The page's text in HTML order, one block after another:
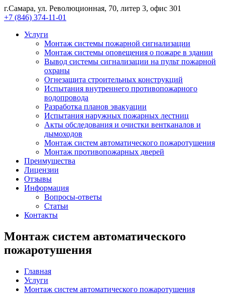
г.Самара, ул. Революционная, 70, литер 3, офис 301
+7 (846) 374-11-01
Услуги
Монтаж системы пожарной сигнализации
Монтаж системы оповещения о пожаре в здании
Вывод системы сигнализации на пульт пожарной
охраны
Огнезащита строительных конструкций
Испытания внутреннего противопожарного
водопровода
Разработка планов эвакуации
Испытания наружных пожарных лестниц
Акты обследования и очистки вентканалов и
дымоходов
Монтаж систем автоматического пожаротушения
Монтаж противопожарных дверей
Преимущества
Лицензии
Отзывы
Информация
Вопросы-ответы
Статьи
Контакты
Монтаж систем автоматического
пожаротушения
Главная
Услуги
Монтаж систем автоматического пожаротушения